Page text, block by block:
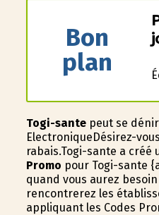
Bon
plan
Togi-santepeut se
ElectroniqueDésirez-
rabais.Togi-sante a créé
Promo pour Togi-sante
quand vous aurez
rencontrerez les
appliquant les Codes